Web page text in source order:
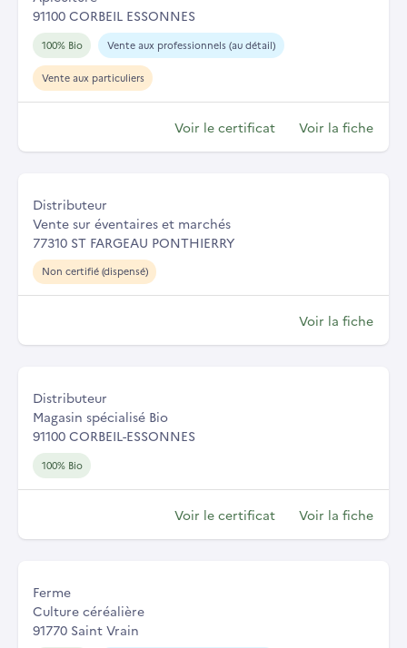
91100 CORBEIL ESSONNES
100% Bio Vente aux professionnels (au détail)
Vente aux particuliers
Voir le certificat Voir la fiche
Distributeur
Vente sur éventaires et marchés
77310 ST FARGEAU PONTHIERRY
Non certifié (dispensé)
Voir la fiche
Distributeur
Magasin spécialisé Bio
91100 CORBEIL-ESSONNES
100% Bio
Voir le certificat Voir la fiche
Ferme
Culture céréalière
91770 Saint Vrain